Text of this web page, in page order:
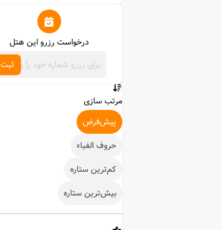
درخواست رزرو این هتل
ثبت
مرتب سازی
پیش‌فرض
حروف الفباء
کم‌ترین ستاره
بیش‌ترین ستاره